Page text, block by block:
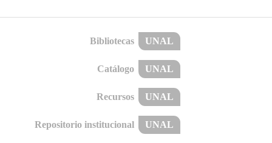
Bibliotecas UNAL
Catálogo UNAL
Recursos UNAL
Repositorio institucional UNAL